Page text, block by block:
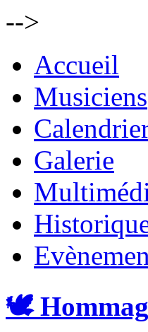
-->
Accueil
Musiciens
Galerie
🕊️